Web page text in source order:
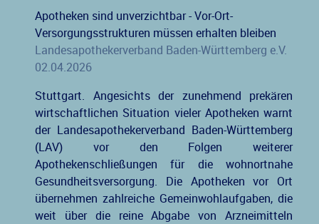
Apotheken sind unverzichtbar - Vor-Ort-
Versorgungsstrukturen müssen erhalten bleiben
Landesapothekerverband Baden-Württemberg e.V.
02.04.2026
Stuttgart. Angesichts der zunehmend prekären
wirtschaftlichen Situation vieler Apotheken warnt
der Landesapothekerverband Baden-Württemberg
(LAV) vor den Folgen weiterer
Apothekenschließungen für die wohnortnahe
Gesundheitsversorgung. Die Apotheken vor Ort
übernehmen zahlreiche Gemeinwohlaufgaben, die
weit über die reine Abgabe von Arzneimitteln